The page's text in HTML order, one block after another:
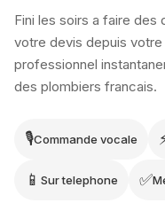
Fini les soirs a faire
votre devis depuis
professionnel
des plombiers francais.
🎙Commande vocale
📱 Sur telephone ✅